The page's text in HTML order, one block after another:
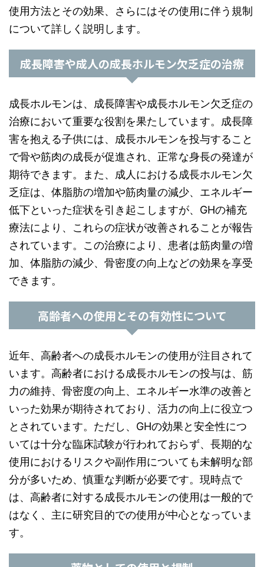
使用方法とその効果、さらにはその使用に伴う規制
について詳しく説明します。
成長障害や成人の成長ホルモン欠乏症の治療
成長ホルモンは、成長障害や成長ホルモン欠乏症の
治療において重要な役割を果たしています。成長障
害を抱える子供には、成長ホルモンを投与すること
で骨や筋肉の成長が促進され、正常な身長の発達が
期待できます。また、成人における成長ホルモン欠
乏症は、体脂肪の増加や筋肉量の減少、エネルギー
低下といった症状を引き起こしますが、GHの補充
療法により、これらの症状が改善されることが報告
されています。この治療により、患者は筋肉量の増
加、体脂肪の減少、骨密度の向上などの効果を享受
できます。
高齢者への使用とその有効性について
近年、高齢者への成長ホルモンの使用が注目されて
います。高齢者における成長ホルモンの投与は、筋
力の維持、骨密度の向上、エネルギー水準の改善と
いった効果が期待されており、活力の向上に役立つ
とされています。ただし、GHの効果と安全性につ
いては十分な臨床試験が行われておらず、長期的な
使用におけるリスクや副作用についても未解明な部
分が多いため、慎重な判断が必要です。現時点で
は、高齢者に対する成長ホルモンの使用は一般的で
はなく、主に研究目的での使用が中心となっていま
す。